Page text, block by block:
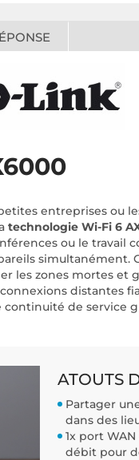
entreprises ou
technologie Wi-Fi 6
ou le
les zones mortes et
distantes
continuité de service
ATOUTS
Partager
dans des
1x port
débit pour